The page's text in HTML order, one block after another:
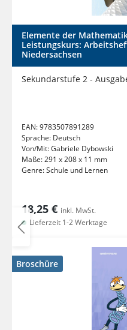
Elemente der
Leistungskurs:
Niedersachsen
Sekundarstufe 2 -
EAN:9783507891289
Sprache: Deutsch
Von/Mit:Gabriele Dybowski
Maße:291 x 208 x 11 mm
Genre:Schule und Lernen
18,25 € inkl. MwSt.
Lieferzeit 1-2 Werktage
Broschüre